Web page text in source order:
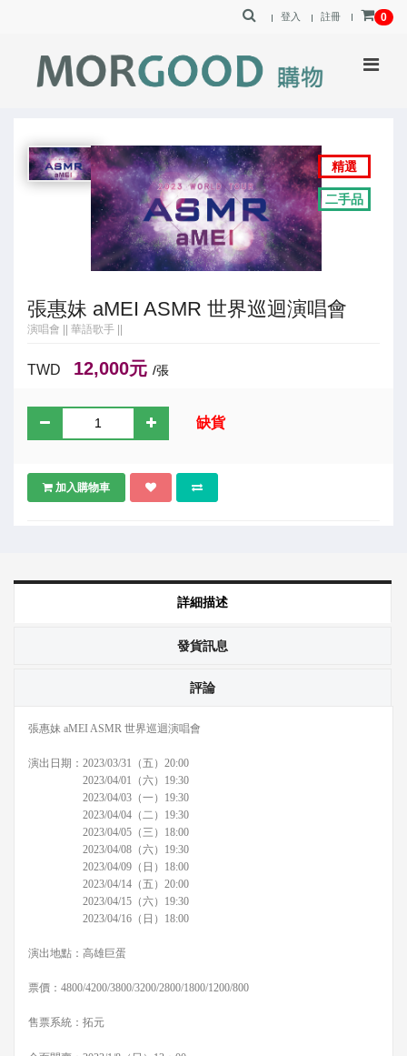
登入 註冊 0
精選
二手品
張惠妹 aMEI ASMR 世界巡迴演唱會
演唱會 || 華語歌手 ||
TWD 12,000元 /張
缺貨
加入購物車
詳細描述
發貨訊息
評論
張惠妹 aMEI ASMR 世界巡迴演唱會
演出日期：2023/03/31（五）20:00
2023/04/01（六）19:30
2023/04/03（一）19:30
2023/04/04（二）19:30
2023/04/05（三）18:00
2023/04/08（六）19:30
2023/04/09（日）18:00
2023/04/14（五）20:00
2023/04/15（六）19:30
2023/04/16（日）18:00
演出地點：高雄巨蛋
票價：4800/4200/3800/3200/2800/1800/1200/800
售票系統：拓元